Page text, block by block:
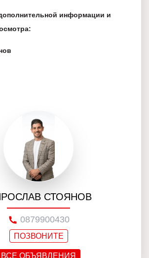
информации и
СТОЯНОВ
0879900430
ПОЗВОНИТЕ
ВСЕ ОБЪЯВЛЕНИЯ